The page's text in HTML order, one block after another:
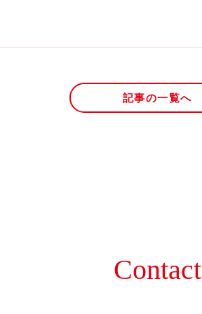
記事の一覧へ
Contact